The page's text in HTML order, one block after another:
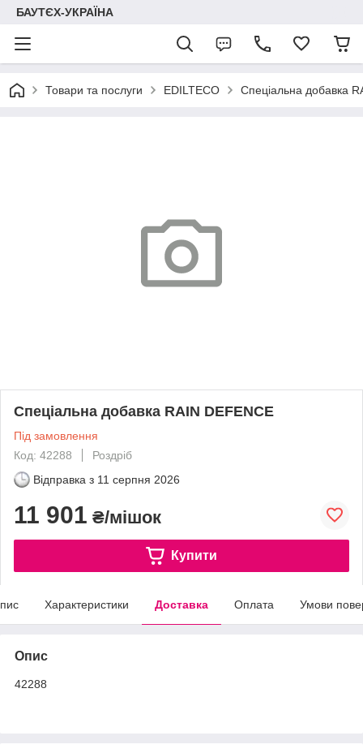
БАУТЄХ-УКРАЇНА
Товари та послуги EDILTECO Спеціальна добавка
Спеціальна добавка RAIN DEFENCE
Під замовлення
Код: 42288
Роздріб
Відправка з 11 серпня 2026
11 901 ₴/мішок
Купити
Характеристики Доставка Оплата Умови
Опис
42288